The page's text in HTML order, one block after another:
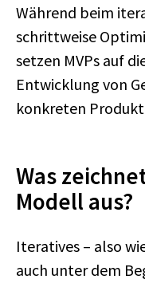
Während beim
schrittweise
setzen MVPs auf
Entwicklung von
konkreten
Was
Modell aus?
Iteratives – also
auch unter dem